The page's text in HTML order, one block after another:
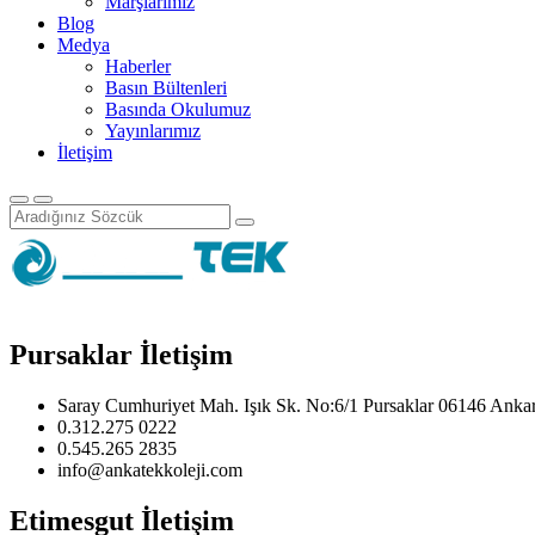
Blog
Medya
Haberler
Basın Bültenleri
Basında Okulumuz
Yayınlarımız
İletişim
Pursaklar İletişim
Saray Cumhuriyet Mah. Işık Sk. No:6/1 Pursaklar 06146
0.312.275 0222
0.545.265 2835
info@ankatekkoleji.com
Etimesgut İletişim